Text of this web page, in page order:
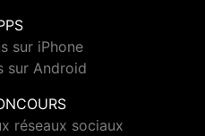
sur iPhone
sur Android
réseaux sociaux